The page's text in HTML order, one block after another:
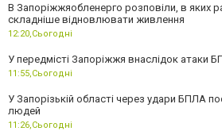
В Запоріжжяобленерго розповіли, в яких
складніше відновлювати живлення
12:20, Сьогодні
У передмісті Запоріжжя внаслідок атаки
11:55, Сьогодні
У Запорізькій області через удари БПЛА
людей
11:26, Сьогодні